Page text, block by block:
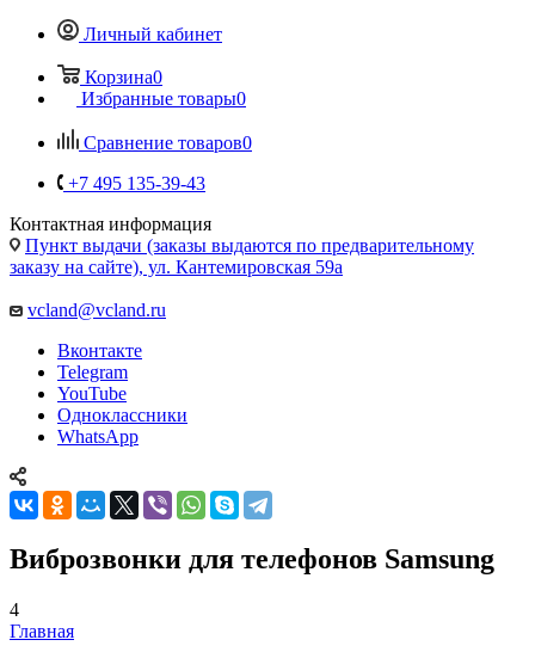
Личный кабинет
Корзина0
Избранные товары0
Сравнение товаров0
+7 495 135-39-43
Контактная информация
Пункт выдачи (заказы выдаются по предварительному
заказу на сайте), ул. Кантемировская 59а
vcland@vcland.ru
Вконтакте
Telegram
YouTube
Одноклассники
WhatsApp
Виброзвонки для телефонов Samsung
4
Главная